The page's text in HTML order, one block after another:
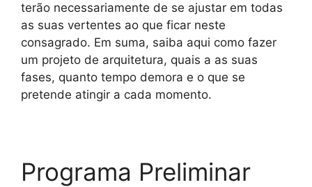
terão necessariamente de se ajustar em todas
as suas vertentes ao que ficar neste
consagrado. Em suma, saiba aqui como fazer
um projeto de arquitetura, quais a as suas
fases, quanto tempo demora e o que se
pretende atingir a cada momento.
Programa Preliminar